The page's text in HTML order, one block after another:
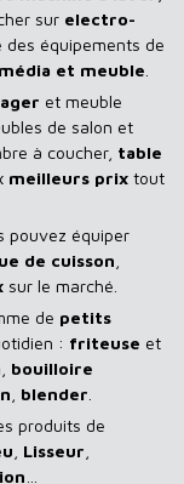
sur electro-
équipements de
et meuble
et meuble
de salon et
à coucher, table
meilleurs prix tout
pouvez équiper
de cuisson
sur le marché.
de petits
: friteuse et
bouilloire
blender
produits de
Lisseur